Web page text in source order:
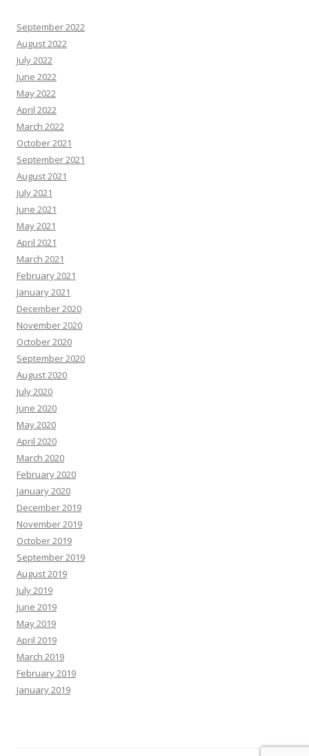
September 2022
August 2022
July 2022
June 2022
May 2022
April 2022
March 2022
October 2021
September 2021
August 2021
July 2021
June 2021
May 2021
April 2021
March 2021
February 2021
January 2021
December 2020
November 2020
October 2020
September 2020
August 2020
July 2020
June 2020
May 2020
April 2020
March 2020
February 2020
January 2020
December 2019
November 2019
October 2019
September 2019
August 2019
July 2019
June 2019
May 2019
April 2019
March 2019
February 2019
January 2019